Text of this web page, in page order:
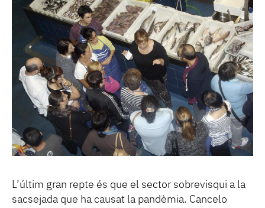
L’últim gran repte és que el sector sobrevisqui a la
sacsejada que ha causat la pandèmia. Cancelo